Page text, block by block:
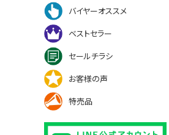
バイヤーオススメ
ベストセラー
セールチラシ
お客様の声
特売品